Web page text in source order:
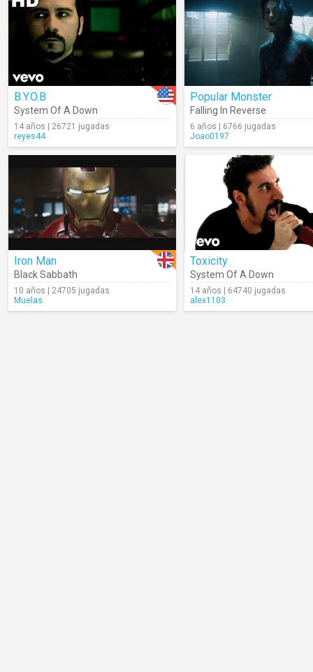
B.Y.O.B
System Of A Down
14 años | 26721 jugadas
reyes44
Popular Monster
Falling In Reverse
6 años | 6766 jugadas
Joao0197
Iron Man
Black Sabbath
10 años | 24705 jugadas
Muelas
Toxicity
System Of A Down
14 años | 64740 jugadas
alex1103